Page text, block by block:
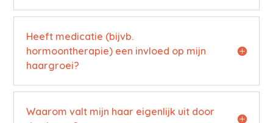
Heeft medicatie (bijvb.
hormoontherapie) een invloed op mijn
haargroei?
Waarom valt mijn haar eigenlijk uit door